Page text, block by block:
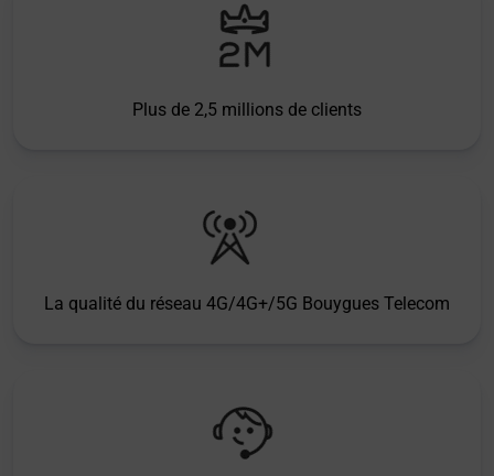
Plus de 2,5 millions de clients
La qualité du réseau 4G/4G+/5G Bouygues Telecom